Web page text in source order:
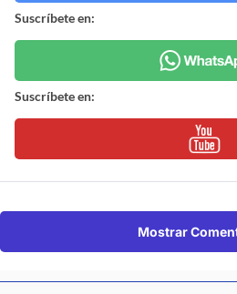
Suscríbete en:
Suscríbete en:
Mostrar